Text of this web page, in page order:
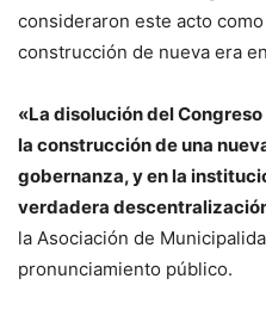
consideraron este acto
construcción de nueva era
«La disolución del
la construcción de una
gobernanza, y en la
verdadera
la Asociación de
pronunciamiento público.